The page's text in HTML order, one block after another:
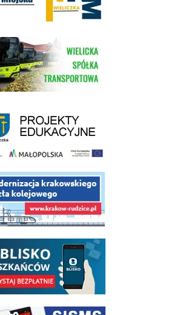
Wielickiej Spółki Transportowej
projektu budowy linii kolejowej Krakow Rudzice
aplikacji - BLISKO, Gmina Wieliczka w aplikacji Blisko
systemu wczesnego ostrzegania mieszkańców SISMS